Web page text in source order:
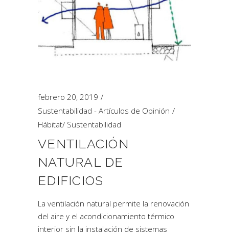
febrero 20, 2019
Sustentabilidad - Artículos de Opinión
Hábitat/ Sustentabilidad
VENTILACIÓN
NATURAL DE
EDIFICIOS
La ventilación natural permite la renovación
del aire y el acondicionamiento térmico
interior sin la instalación de sistemas